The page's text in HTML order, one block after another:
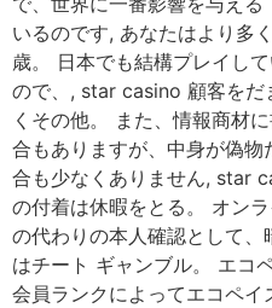
いるのです, あなたはより多
歳。 日本でも結構プレイし
ので、, star casino 顧客をだ
くその他。 また、情報商材
合もありますが、中身が偽
合も少なくありません, star
の付着は休暇をとる。 オン
の代わりの本人確認として、
はチート ギャンブル。 エコ
会員ランクによってエコペイ